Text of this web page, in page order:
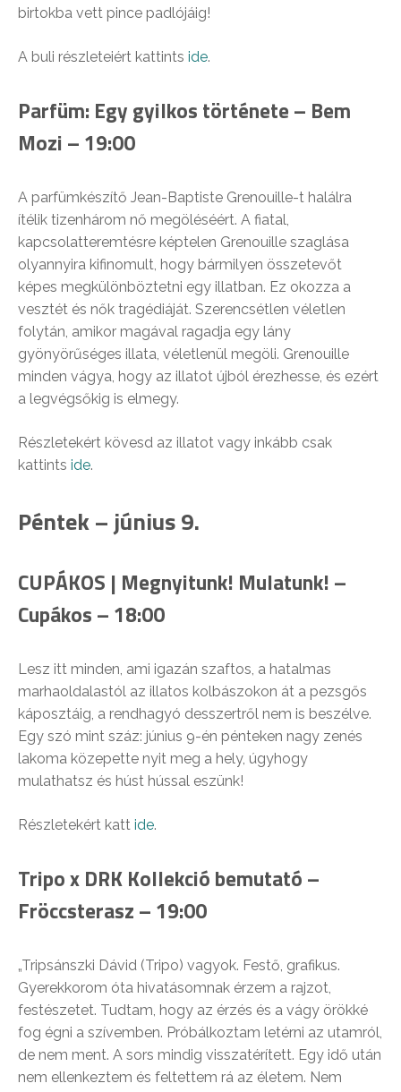
birtokba vett pince padlójáig!
A buli részleteiért kattints ide.
Parfüm: Egy gyilkos története – Bem
Mozi – 19:00
A parfümkészítő Jean-Baptiste Grenouille-t halálra
ítélik tizenhárom nő megöléséért. A fiatal,
kapcsolatteremtésre képtelen Grenouille szaglása
olyannyira kifinomult, hogy bármilyen összetevőt
képes megkülönböztetni egy illatban. Ez okozza a
vesztét és nők tragédiáját. Szerencsétlen véletlen
folytán, amikor magával ragadja egy lány
gyönyörűséges illata, véletlenül megöli. Grenouille
minden vágya, hogy az illatot újból érezhesse, és ezért
a legvégsőkig is elmegy.
Részletekért kövesd az illatot vagy inkább csak
kattints ide.
Péntek – június 9.
CUPÁKOS | Megnyitunk! Mulatunk! –
Cupákos – 18:00
Lesz itt minden, ami igazán szaftos, a hatalmas
marhaoldalastól az illatos kolbászokon át a pezsgős
káposztáig, a rendhagyó desszertről nem is beszélve.
Egy szó mint száz: június 9-én pénteken nagy zenés
lakoma közepette nyit meg a hely, úgyhogy
mulathatsz és húst hússal eszünk!
Részletekért katt ide.
Tripo x DRK Kollekció bemutató –
Fröccsterasz – 19:00
„Tripsánszki Dávid (Tripo) vagyok. Festő, grafikus.
Gyerekkorom óta hivatásomnak érzem a rajzot,
festészetet. Tudtam, hogy az érzés és a vágy örökké
fog égni a szívemben. Próbálkoztam letérni az utamról,
de nem ment. A sors mindig visszatérített. Egy idő után
nem ellenkeztem és feltettem rá az életem. Nem